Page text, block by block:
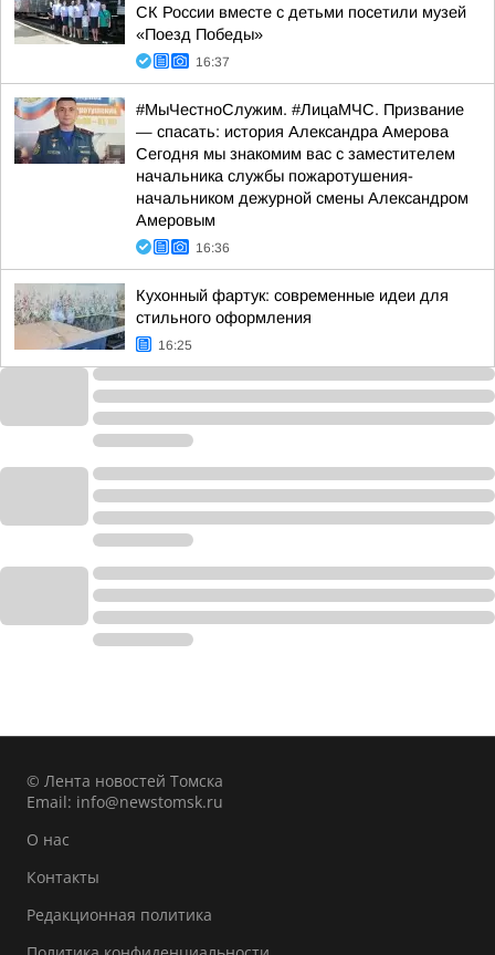
СК России вместе с детьми посетили музей
«Поезд Победы»
16:37
#МыЧестноСлужим. #ЛицаМЧС. Призвание
— спасать: история Александра Амерова
Сегодня мы знакомим вас с заместителем
начальника службы пожаротушения-
начальником дежурной смены Александром
Амеровым
16:36
Кухонный фартук: современные идеи для
стильного оформления
16:25
© Лента новостей Томска
Email: info@newstomsk.ru
О нас
Контакты
Редакционная политика